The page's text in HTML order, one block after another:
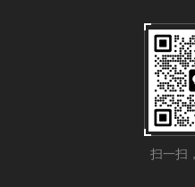
扫一扫